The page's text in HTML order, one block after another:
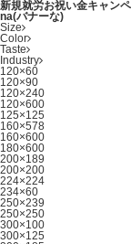
新規就労お祝い金キャン
na(バナーな)
Size
Color
Taste
Industry
120×60
120×90
120×240
120×600
125×125
160×578
160×600
180×600
200×189
200×200
224×224
234×60
250×239
250×250
300×100
300×125